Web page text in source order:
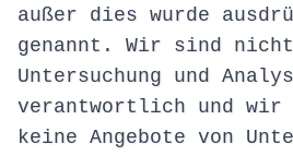
außer dies wurde
genannt. Wir sind
Untersuchung und
verantwortlich und wir
keine Angebote von